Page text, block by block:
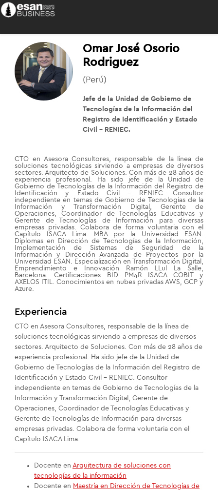
Omar José Osorio
Rodriguez
(Perú)
Jefe de la Unidad de Gobierno de
Tecnologías de la Información del
Registro de Identificación y Estado
Civil – RENIEC.
CTO en Asesora Consultores, responsable de la línea de
soluciones tecnológicas sirviendo a empresas de diversos
sectores. Arquitecto de Soluciones. Con más de 28 años de
experiencia profesional. Ha sido jefe de la Unidad de
Gobierno de Tecnologías de la Información del Registro de
Identificación y Estado Civil – RENIEC. Consultor
independiente en temas de Gobierno de Tecnologías de la
Información y Transformación Digital, Gerente de
Operaciones, Coordinador de Tecnologías Educativas y
Gerente de Tecnologías de Información para diversas
empresas privadas. Colabora de forma voluntaria con el
Capítulo ISACA Lima. MBA por la Universidad ESAN.
Diplomas en Dirección de Tecnologías de la Información,
Implementación de Sistemas de Seguridad de la
Información y Dirección Avanzada de Proyectos por la
Universidad ESAN. Especialización en Transformación Digital,
Emprendimiento e Innovación Ramón LLul La Salle,
Barcelona. Certificaciones BID PM4R ISACA COBIT y
AXELOS ITIL. Conocimientos en nubes privadas AWS, GCP y
Azure.
Experiencia
CTO en Asesora Consultores, responsable de la línea de
soluciones tecnológicas sirviendo a empresas de diversos
sectores. Arquitecto de Soluciones. Con más de 28 años de
experiencia profesional. Ha sido jefe de la Unidad de
Gobierno de Tecnologías de la Información del Registro de
Identificación y Estado Civil – RENIEC. Consultor
independiente en temas de Gobierno de Tecnologías de la
Información y Transformación Digital, Gerente de
Operaciones, Coordinador de Tecnologías Educativas y
Gerente de Tecnologías de Información para diversas
empresas privadas. Colabora de forma voluntaria con el
Capítulo ISACA Lima.
Docente en Arquitectura de soluciones con
tecnologías de la información
Docente en Maestría en Dirección de Tecnologías de